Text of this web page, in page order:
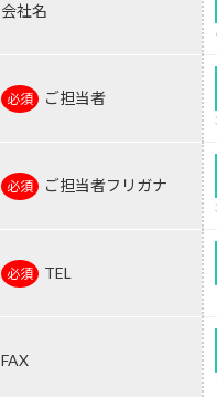
会社名
ご担当者
ご担当者フリガナ
TEL
FAX